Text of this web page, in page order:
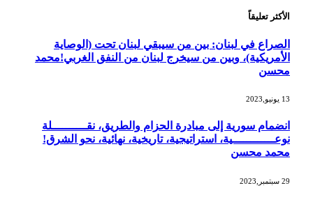
الأكثر تعليقاً
الصراع في لبنان: بين من سيبقي لبنان تحت (الوصاية
الأمريكية)، وبين من سيخرج لبنان من النفق الغربي!محمد
محسن
13 يونيو,2023
انضمام سورية إلى مبادرة الحزام والطريق، نقــــــــــلة
نوعــــــــــــية، استراتيجية، تاريخية، نهائية، نحو الشرق!
محمد محسن
29 سبتمبر,2023